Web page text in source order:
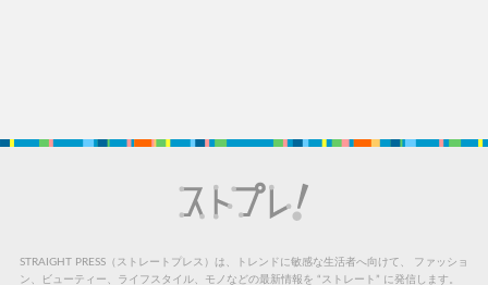
STRAIGHT PRESS（ストレートプレス）は、トレンドに敏感な生活者へ向けて、
ファッショ
ン、ビューティー、ライフスタイル、モノなどの最新情報を “ストレート” に発信します。